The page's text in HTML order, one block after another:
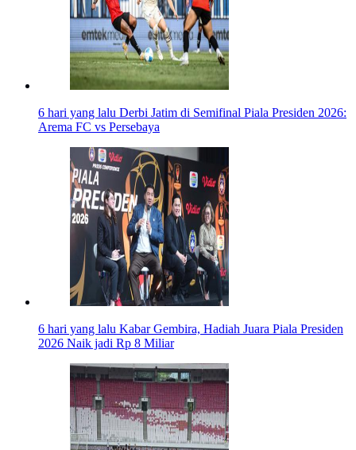
6 hari yang lalu Derbi Jatim di Semifinal Piala Presiden 2026:
Arema FC vs Persebaya
6 hari yang lalu Kabar Gembira, Hadiah Juara Piala Presiden
2026 Naik jadi Rp 8 Miliar